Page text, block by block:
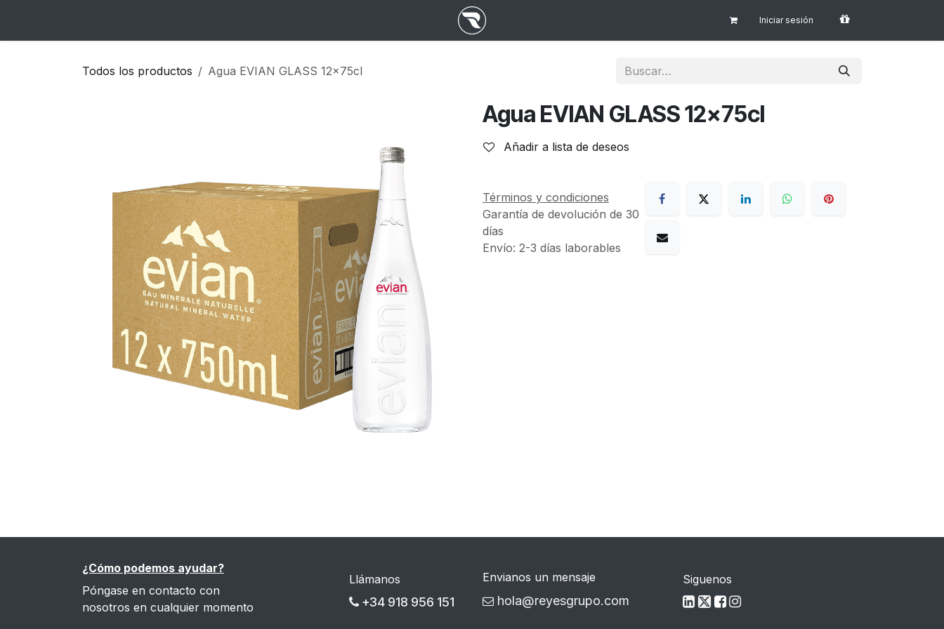
Iniciar sesión
Todos los productos Agua EVIAN GLASS 12x75cl
Agua EVIAN GLASS 12x75cl
Añadir a lista de deseos
Términos y condiciones
Garantía de devolución de 30
días
Envío: 2-3 días laborables
¿Cómo podemos ayudar?
Póngase en contacto con
nosotros en cualquier momento
Llámanos
+34 918 956 151
Envianos un mensaje
hola@reyesgrupo.com
Siguenos